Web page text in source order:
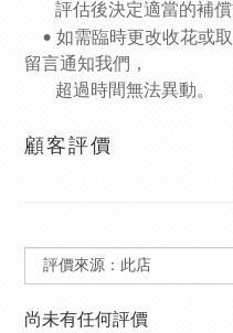
評估後決定適當的補償
• 如需臨時更改收花或
留言通知我們，
超過時間無法異動。
顧客評價
尚未有任何評價